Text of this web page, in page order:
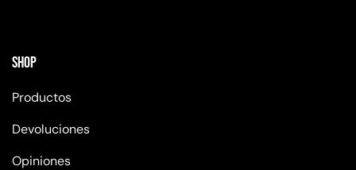
Shop
Productos
Devoluciones
Opiniones